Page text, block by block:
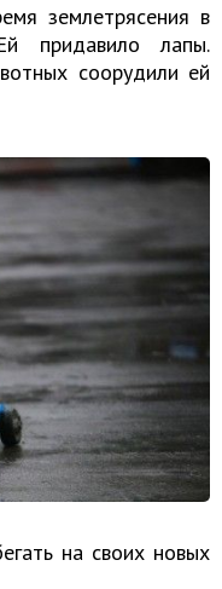
землетрясения в
придавило лапы.
соорудили ей
на своих новых